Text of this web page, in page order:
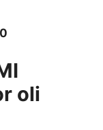
oli